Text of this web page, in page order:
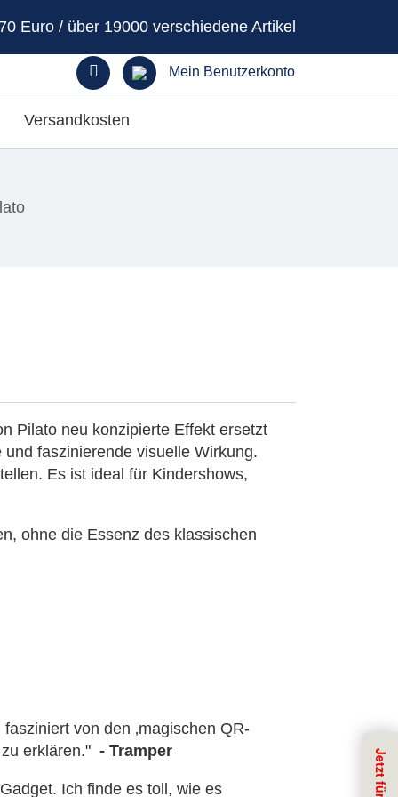
Euro / über 19000 verschiedene Artikel
Mein Benutzerkonto
Versandkosten
Pilato neu konzipierte Effekt ersetzt
faszinierende visuelle Wirkung.
Es ist ideal für Kindershows,
ohne die Essenz des klassischen
von den ‚magischen QR-
erklären." - Tramper
Ich finde es toll, wie es